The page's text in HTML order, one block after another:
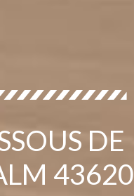
DE
43620